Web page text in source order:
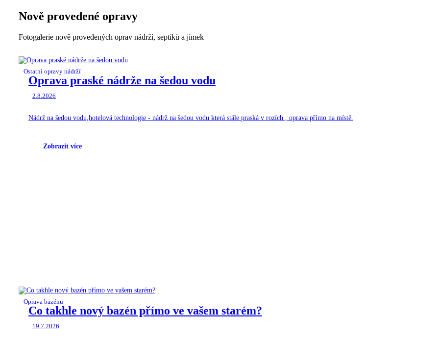
Nově provedené opravy
Fotogalerie nově provedených oprav nádrží, septiků a jímek
Ostatní opravy nádrží
Oprava praské nádrže na šedou vodu
2.8.2026
Nádrž na šedou vodu,hotelová technologie - nádrž na šedou vodu která stále praská v rozích , oprava přímo na místě.
Zobrazit více
Oprava bazénů
Co takhle nový bazén přímo ve vašem starém?
19.7.2026